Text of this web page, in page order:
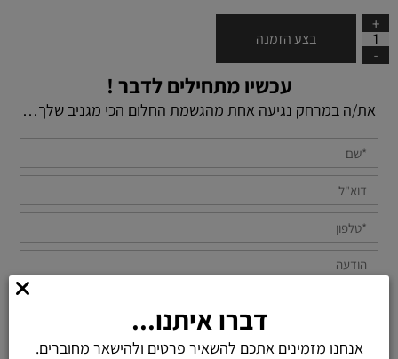
בצע הזמנה
עכשיו מתחילים לדבר !
את/ה במרחק נגיעה אחת מהגשמת החלום הכי מגניב שלך…
דברו איתנו...
אנחנו מזמינים אתכם להשאיר פרטים ולהישאר מחוברים.